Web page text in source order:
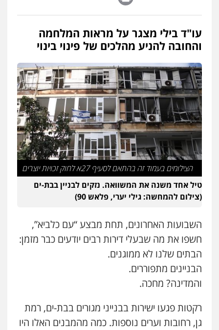
עו"ד בילי מצגר על מראות המלחמה
והחובה להניע מהלכים של פינוי בינוי
הצילומים בעמוד זה בהתאם לסעיף 27א לחוק זכויות יוצרים
טיל אחד משנה את המשוואה. נזקים לבניין בבת-ים
(צילום להמחשה: גילי יערי, פלאש 90)
השבועות האחרונים, תחת מבצע “עם כלביא”,
חשפו את מה שבעלי דירות רבים יודעים כבר מזמן:
הבתים שלנו לא ממוגנים.
הבניינים מתפוררים.
והמדינה? מחכה.
רקטות פגעו ישירות בבנייני מגורים בבת-ים, רמת
גן, רחובות וערים נוספות. כמה מהמבנים האלו היו